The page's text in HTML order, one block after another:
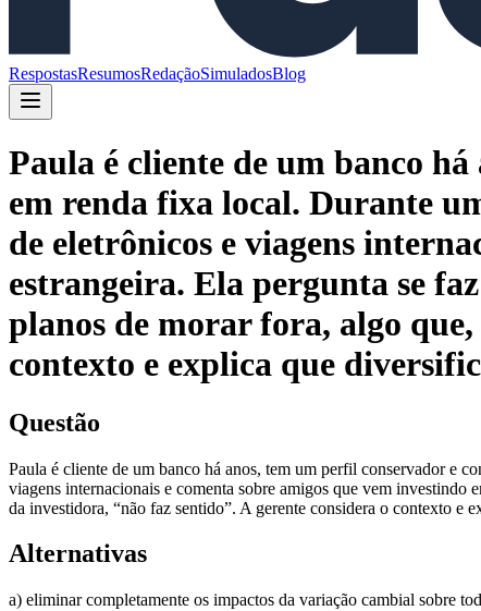
RespostasResumosRedaçãoSimuladosBlog
Paula é cliente de um banco
em renda fixa local. Durante
de eletrônicos e viagens
estrangeira. Ela pergunta se
planos de morar fora, algo
contexto e explica que
Questão
Paula é cliente de um banco há anos, tem um perfil conservador e
viagens internacionais e comenta sobre amigos que vem investindo
da investidora, “não faz sentido”. A gerente considera o contexto e
Alternativas
a) eliminar completamente os impactos da variação cambial sobre